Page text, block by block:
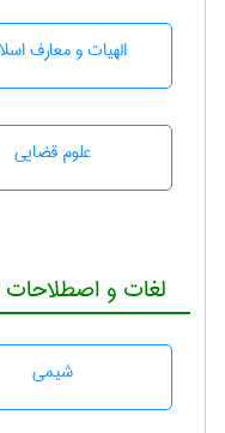
الهیات و معارف
علوم قضایی
لغات و
شيمی